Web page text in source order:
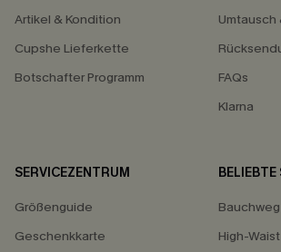
Artikel & Kondition
Cupshe Lieferkette
Botschafter Programm
FAQs
Klarna
SERVICEZENTRUM
Größenguide
Geschenkkarte
BELIEBTE
Bauchweg
High-Waist